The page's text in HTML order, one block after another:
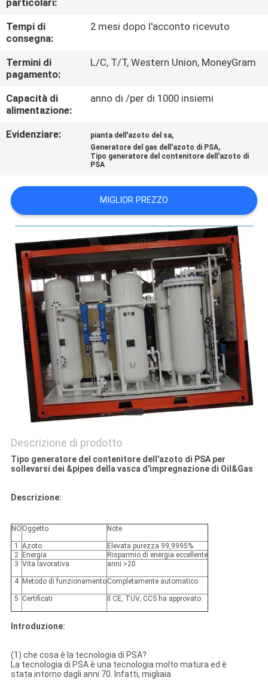
CONTATTACI
NOTIZIE
CASI
PREVENTIVO
MAPPA
DEL
SITO
INFORMATIVA
SULLA
PRIVACY
particolari:
Tempi di
consegna:
2 mesi dopo l'acconto ricevuto
Termini di
pagamento:
L/C, T/T, Western Union, MoneyGram
Capacità di
alimentazione:
anno di /per di 1000 insiemi
Evidenziare: pianta dell'azoto del sa,
Generatore del gas dell'azoto di PSA,
Tipo generatore del contenitore dell'azoto di
PSA
MIGLIOR PREZZO
Descrizione di prodotto
Tipo generatore del contenitore dell'azoto di PSA per
sollevarsi dei &pipes della vasca d'impregnazione di Oil&Gas
Descrizione:
NO Oggetto Note
1 Azoto
Elevata purezza 99,9995%
2 Energia
Risparmio di energia eccellente
3 Vita lavorativa anni >20
4 Metodo di funzionamentoCompletamente automatico
5 Certificati Il CE, TUV, CCS ha approvato
Introduzione:
(1) che cosa è la tecnologia di PSA?
La tecnologia di PSA è una tecnologia molto matura ed è
stata intorno dagli anni 70. Infatti, migliaia